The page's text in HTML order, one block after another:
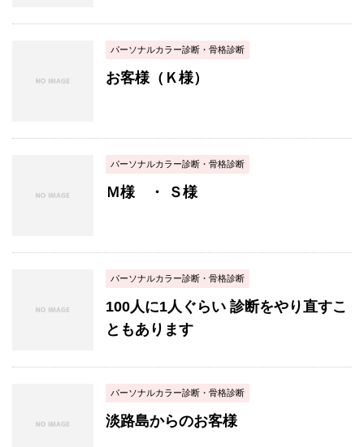
パーソナルカラー診断・骨格診断
お客様（Ｋ様）
パーソナルカラー診断・骨格診断
Ｍ様 ・ Ｓ様
パーソナルカラー診断・骨格診断
100人に1人ぐらい 診断をやり直すこ
ともあります
パーソナルカラー診断・骨格診断
淡路島からのお客様